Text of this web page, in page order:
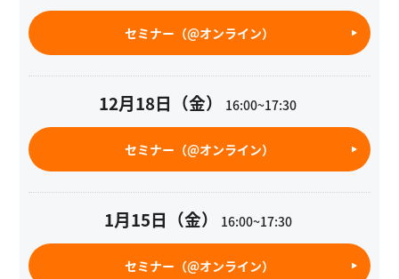
セミナー（@オンライン）
12月18日（金） 16:00~17:30
セミナー（@オンライン）
1月15日（金） 16:00~17:30
セミナー（@オンライン）